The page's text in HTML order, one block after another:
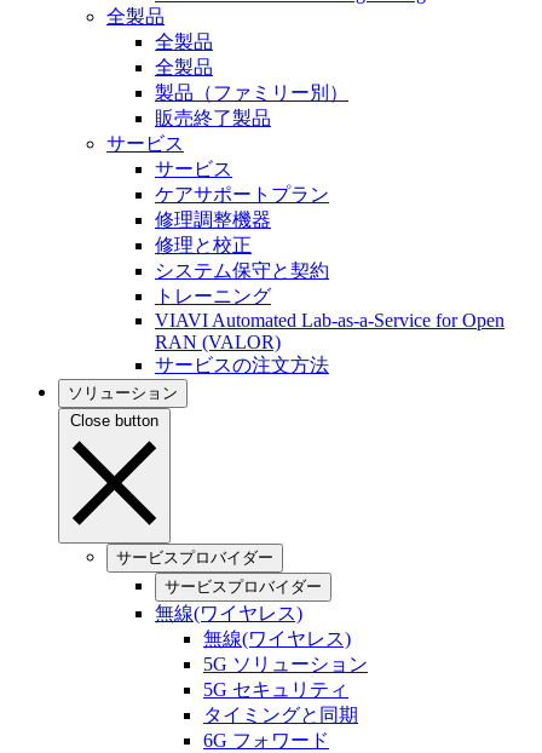
全製品
全製品
全製品
製品（ファミリー別）
販売終了製品
サービス
サービス
ケアサポートプラン
修理調整機器
修理と校正
システム保守と契約
トレーニング
VIAVI Automated Lab-as-a-Service for Open
RAN (VALOR)
サービスの注文方法
ソリューション
Close button
サービスプロバイダー
サービスプロバイダー
無線(ワイヤレス)
無線(ワイヤレス)
5G ソリューション
5G セキュリティ
タイミングと同期
6G フォワード